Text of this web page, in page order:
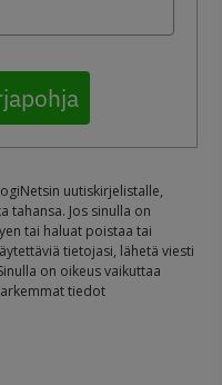
uutiskirjelistalle,
tahansa. Jos sinulla on
tai haluat poistaa tai
tietojasi, lähetä viesti
on oikeus vaikuttaa
tiedot